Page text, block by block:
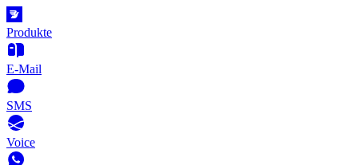
Produkte
E-Mail
SMS
Voice